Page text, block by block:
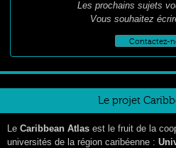
Les prochains sujets
Vous souhaitez
Contactez-
Le projet
Le Caribbean Atlas est le fruit de la
universités de la région caribéenne :